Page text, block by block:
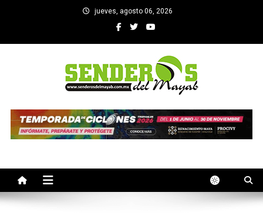
jueves, agosto 06, 2026
SENDEROS DEL MAYAB